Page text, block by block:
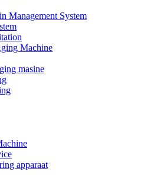
Management System
Machine
masine
apparaat